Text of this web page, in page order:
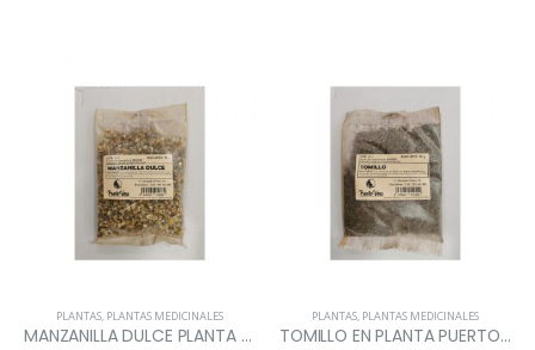
PLANTAS, PLANTAS MEDICINALES
MANZANILLA DULCE PLANTA PUERTOVERA
PLANTAS, PLANTAS MEDICINALES
TOMILLO EN PLANTA PUERTOVERA